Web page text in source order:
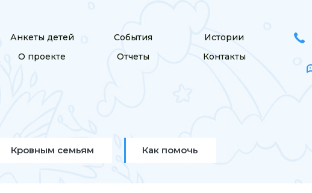
Анкеты детей События
Истории
О проекте
Отчеты Контакты
Кровным семьям Как помочь